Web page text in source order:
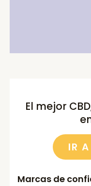
El mejor
IR
Marcas de